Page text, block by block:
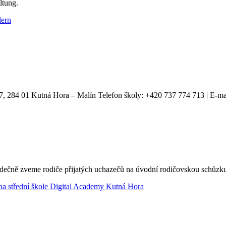
284 01 Kutná Hora – Malín Telefon školy: +420 737 774 713 | E-
zveme rodiče přijatých uchazečů na úvodní rodičovskou